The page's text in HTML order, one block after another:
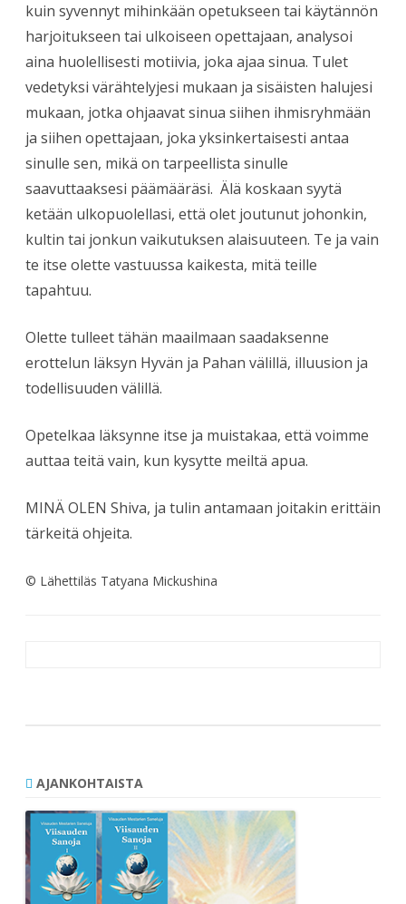
kuin syvennyt mihinkään opetukseen tai käytännön
harjoitukseen tai ulkoiseen opettajaan, analysoi
aina huolellisesti motiivia, joka ajaa sinua. Tulet
vedetyksi värähtelyjesi mukaan ja sisäisten halujesi
mukaan, jotka ohjaavat sinua siihen ihmisryhmään
ja siihen opettajaan, joka yksinkertaisesti antaa
sinulle sen, mikä on tarpeellista sinulle
saavuttaaksesi päämääräsi. Älä koskaan syytä
ketään ulkopuolellasi, että olet joutunut johonkin,
kultin tai jonkun vaikutuksen alaisuuteen. Te ja vain
te itse olette vastuussa kaikesta, mitä teille
tapahtuu.
Olette tulleet tähän maailmaan saadaksenne
erottelun läksyn Hyvän ja Pahan välillä, illuusion ja
todellisuuden välillä.
Opetelkaa läksynne itse ja muistakaa, että voimme
auttaa teitä vain, kun kysytte meiltä apua.
MINÄ OLEN Shiva, ja tulin antamaan joitakin erittäin
tärkeitä ohjeita.
© Lähettiläs Tatyana Mickushina
AJANKOHTAISTA